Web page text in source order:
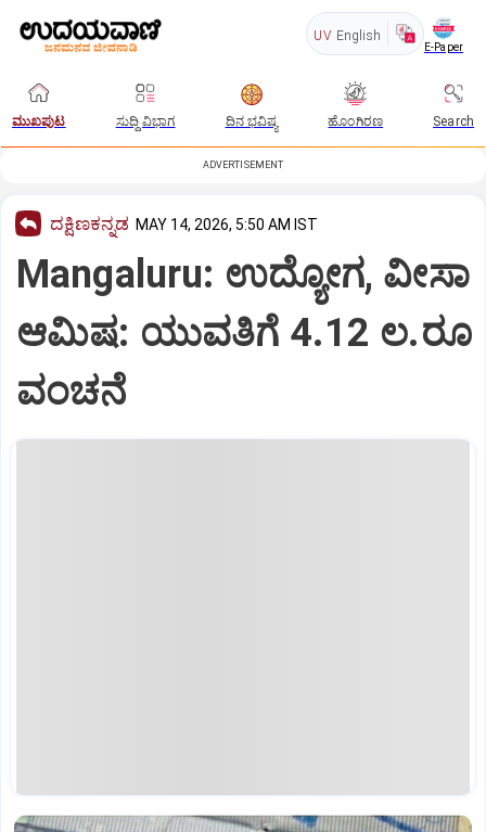
UV English
E-Paper
ಮುಖಪುಟ ಸುದ್ದಿ ವಿಭಾಗ ದಿನ ಭವಿಷ್ಯ ಹೊಂಗಿರಣ Search
ADVERTISEMENT
ದಕ್ಷಿಣಕನ್ನಡ MAY 14, 2026, 5:50 AM IST
Mangaluru: ಉದ್ಯೋಗ, ವೀಸಾ
ಆಮಿಷ: ಯುವತಿಗೆ 4.12 ಲ.ರೂ
ವಂಚನೆ